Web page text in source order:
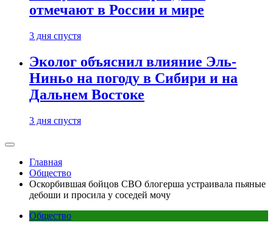
отмечают в России и мире
3 дня спустя
Эколог объяснил влияние Эль-
Ниньо на погоду в Сибири и на
Дальнем Востоке
3 дня спустя
Главная
Общество
Оскорбившая бойцов СВО блогерша устраивала пьяные
дебоши и просила у соседей мочу
Общество